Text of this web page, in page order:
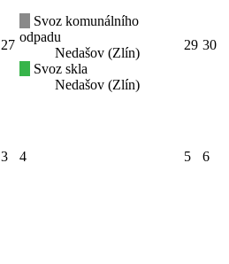
27
Svoz komunálního
odpadu
Nedašov (Zlín)
Svoz skla
Nedašov (Zlín)
29 30
3 4 5 6